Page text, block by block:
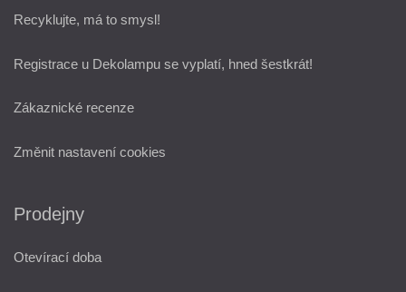
Recyklujte, má to smysl!
Registrace u Dekolampu se vyplatí, hned šestkrát!
Zákaznické recenze
Změnit nastavení cookies
Prodejny
Otevírací doba